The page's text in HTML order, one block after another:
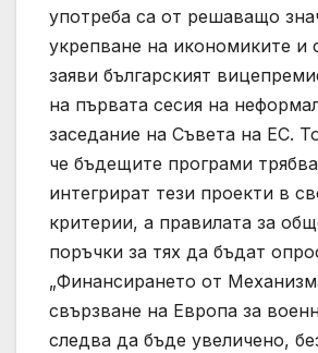
употреба са от решаващо
укрепване на икономиките и
заяви българският
на първата сесия на
заседание на Съвета на ЕС.
че бъдещите програми
интегрират тези проекти в
критерии, а правилата за
поръчки за тях да бъдат
„Финансирането от
свързване на Европа за
следва да бъде увеличено,